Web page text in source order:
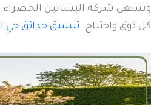
وتسعى شركة البساتين الخضراء
كل ذوق واحتياج. تنسيق حدائق حي